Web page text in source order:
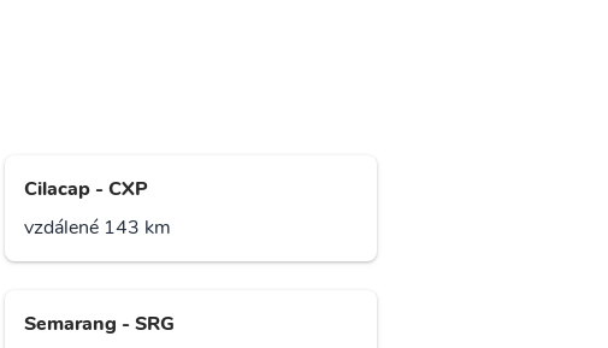
Cilacap - CXP
vzdálené 143 km
Semarang - SRG